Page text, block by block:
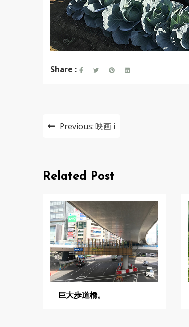
Share :
投
ビ
ー
シ
ョ
ン
Previous: 映画 i
Related Post
巨大歩道橋。